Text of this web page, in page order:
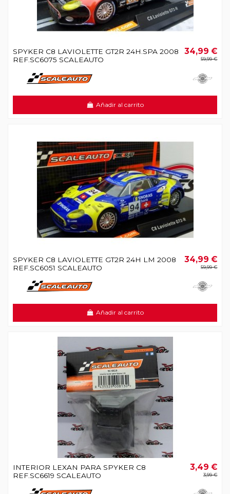
SPYKER C8 LAVIOLETTE GT2R 24H.SPA 2008
REF.SC6075 SCALEAUTO
34,99 €
59,99 €
Añadir al carrito
SPYKER C8 LAVIOLETTE GT2R 24H LM 2008
REF.SC6051 SCALEAUTO
34,99 €
59,99 €
Añadir al carrito
INTERIOR LEXAN PARA SPYKER C8
REF.SC6619 SCALEAUTO
3,49 €
3,99 €